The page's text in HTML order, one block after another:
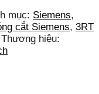
mục: Siemens,
cắt Siemens, 3RT
Thương hiệu: